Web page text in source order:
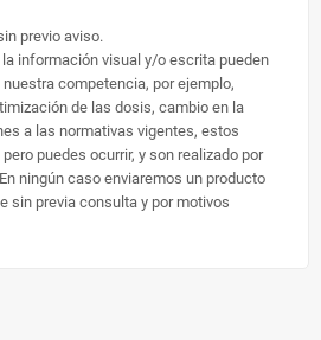
previo aviso.
información visual y/o escrita pueden
competencia, por ejemplo,
de las dosis, cambio en la
a las normativas vigentes, estos
puedes ocurrir, y son realizado por
ningún caso enviaremos un producto
sin previa consulta y por motivos